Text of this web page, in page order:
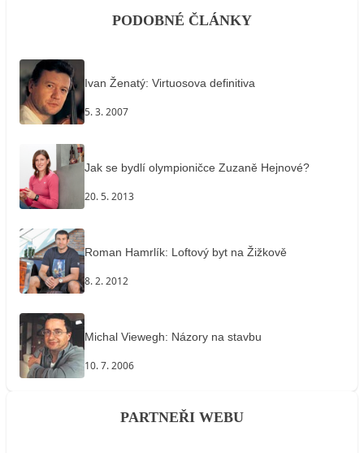
PODOBNÉ ČLÁNKY
Ivan Ženatý: Virtuosova definitiva
5. 3. 2007
Jak se bydlí olympioničce Zuzaně Hejnové?
20. 5. 2013
Roman Hamrlík: Loftový byt na Žižkově
8. 2. 2012
Michal Viewegh: Názory na stavbu
10. 7. 2006
PARTNEŘI WEBU